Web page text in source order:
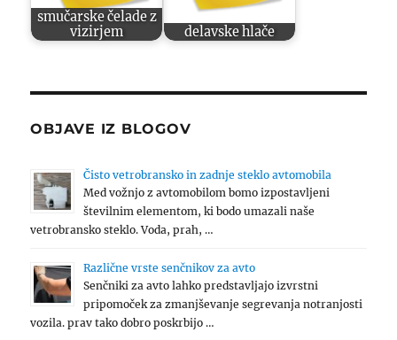
smučarske čelade z
vizirjem
delavske hlače
OBJAVE IZ BLOGOV
Čisto vetrobransko in zadnje steklo avtomobila
Med vožnjo z avtomobilom bomo izpostavljeni
številnim elementom, ki bodo umazali naše
vetrobransko steklo. Voda, prah, …
Različne vrste senčnikov za avto
Senčniki za avto lahko predstavljajo izvrstni
pripomoček za zmanjševanje segrevanja notranjosti
vozila. prav tako dobro poskrbijo …